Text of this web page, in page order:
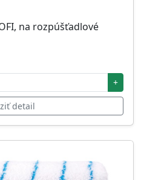
na rozpúšťadlové
+
detail